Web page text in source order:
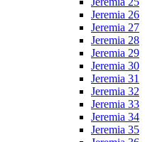
Jeremia 26
Jeremia 27
Jeremia 28
Jeremia 29
Jeremia 30
Jeremia 31
Jeremia 32
Jeremia 33
Jeremia 34
Jeremia 35